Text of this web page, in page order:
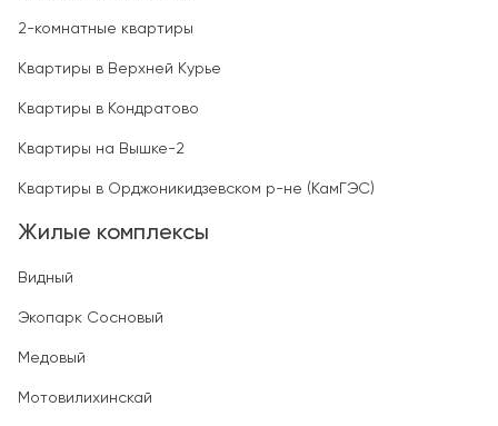
2-комнатные квартиры
Квартиры в Верхней Курье
Квартиры в Кондратово
Квартиры на Вышке-2
Квартиры в Орджоникидзевском р-не (КамГЭС)
Жилые комплексы
Видный
Экопарк Сосновый
Медовый
Мотовилихинскай